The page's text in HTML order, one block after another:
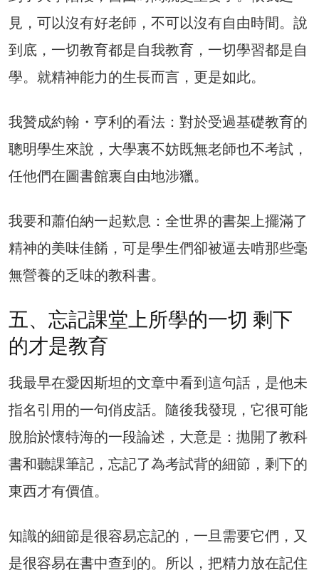
見，可以沒有好老師，不可以沒有自由時間。說
到底，一切教育都是自我教育，一切學習都是自
學。就精神能力的生長而言，更是如此。
我贊成約翰・亨利的看法：對於受過基礎教育的
聰明學生來說，大學裏不妨既無老師也不考試，
任他們在圖書館裏自由地涉獵。
我要和蕭伯納一起歎息：全世界的書架上擺滿了
精神的美味佳餚，可是學生們卻被逼去啃那些毫
無營養的乏味的教科書。
五、忘記課堂上所學的一切 剩下
的才是教育
我最早在愛因斯坦的文章中看到這句話，是他未
指名引用的一句俏皮話。隨後我發現，它很可能
脫胎於懷特海的一段論述，大意是：拋開了教科
書和聽課筆記，忘記了為考試背的細節，剩下的
東西才有價值。
知識的細節是很容易忘記的，一旦需要它們，又
是很容易在書中查到的。所以，把精力放在記住